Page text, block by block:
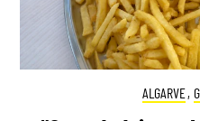
ALGARVE,